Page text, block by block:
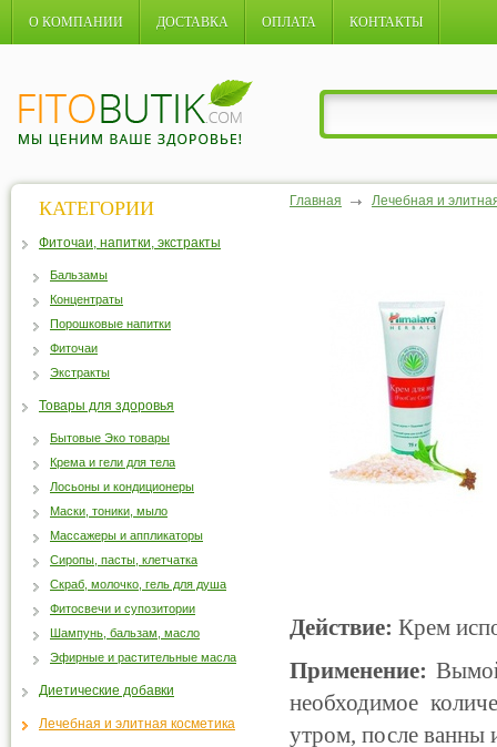
О КОМПАНИИ ДОСТАВКА ОПЛАТА КОНТАКТЫ
Главная Лечебная и
Действие: Крем
Применение:
необходимое
утром, после ванны
КАТЕГОРИИ
Фиточаи, напитки, экстракты
Бальзамы
Концентраты
Порошковые напитки
Фиточаи
Экстракты
Товары для здоровья
Бытовые Эко товары
Крема и гели для тела
Лосьоны и кондиционеры
Маски, тоники, мыло
Массажеры и аппликаторы
Сиропы, пасты, клетчатка
Скраб, молочко, гель для душа
Фитосвечи и супозитории
Шампунь, бальзам, масло
Эфирные и растительные масла
Диетические добавки
Лечебная и элитная косметика